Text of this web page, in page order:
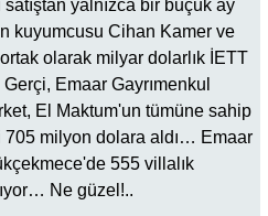
yalnızca bir buçuk ay
kuyumcusu Cihan Kamer ve
olarak milyar dolarlık İETT
Emaar Gayrımenkul
El Maktum'un tümüne sahip
milyon dolara aldı… Emaar
555 villalık
Ne güzel!..